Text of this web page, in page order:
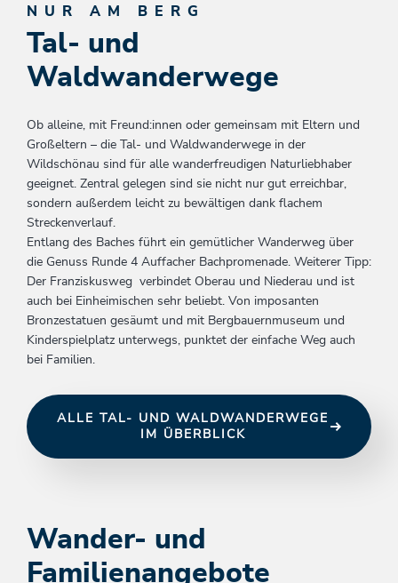
NUR AM BERG
Tal- und
Waldwanderwege
Ob alleine, mit Freund:innen oder gemeinsam mit Eltern und
Großeltern – die Tal- und Waldwanderwege in der
Wildschönau sind für alle wanderfreudigen Naturliebhaber
geeignet. Zentral gelegen sind sie nicht nur gut erreichbar,
sondern außerdem leicht zu bewältigen dank flachem
Streckenverlauf.
Entlang des Baches führt ein gemütlicher Wanderweg über
die Genuss Runde 4 Auffacher Bachpromenade. Weiterer Tipp:
Der Franziskusweg verbindet Oberau und Niederau und ist
auch bei Einheimischen sehr beliebt. Von imposanten
Bronzestatuen gesäumt und mit Bergbauernmuseum und
Kinderspielplatz unterwegs, punktet der einfache Weg auch
bei Familien.
ALLE TAL- UND WALDWANDERWEGE
IM ÜBERBLICK
Wander- und
Familienangebote